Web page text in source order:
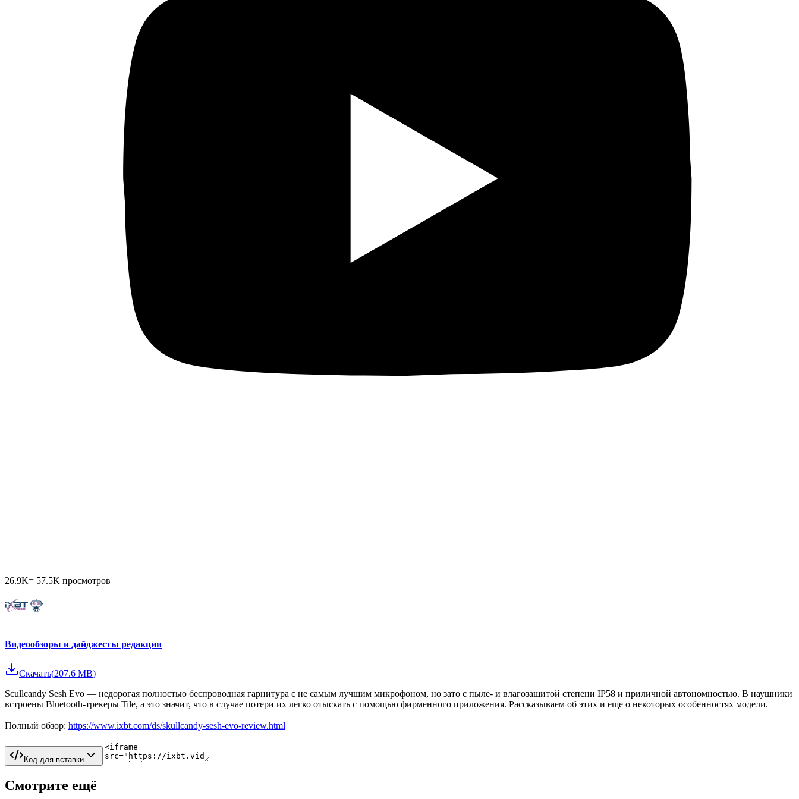
26.9K= 57.5K просмотров
Видеообзоры и дайджесты редакции
Скачать(207.6 MB)
Scullcandy Sesh Evo — недорогая полностью беспроводная гарнитура с не самым лучшим микрофоном, но зато с пыле- и влагозащитой степени IP58 и приличной автономностью. В наушники
встроены Bluetooth-трекеры Tile, а это значит, что в случае потери их легко отыскать с помощью фирменного приложения. Рассказываем об этих и еще о некоторых особенностях модели.
Полный обзор: https://www.ixbt.com/ds/skullcandy-sesh-evo-review.html
Код для вставки
Смотрите ещё